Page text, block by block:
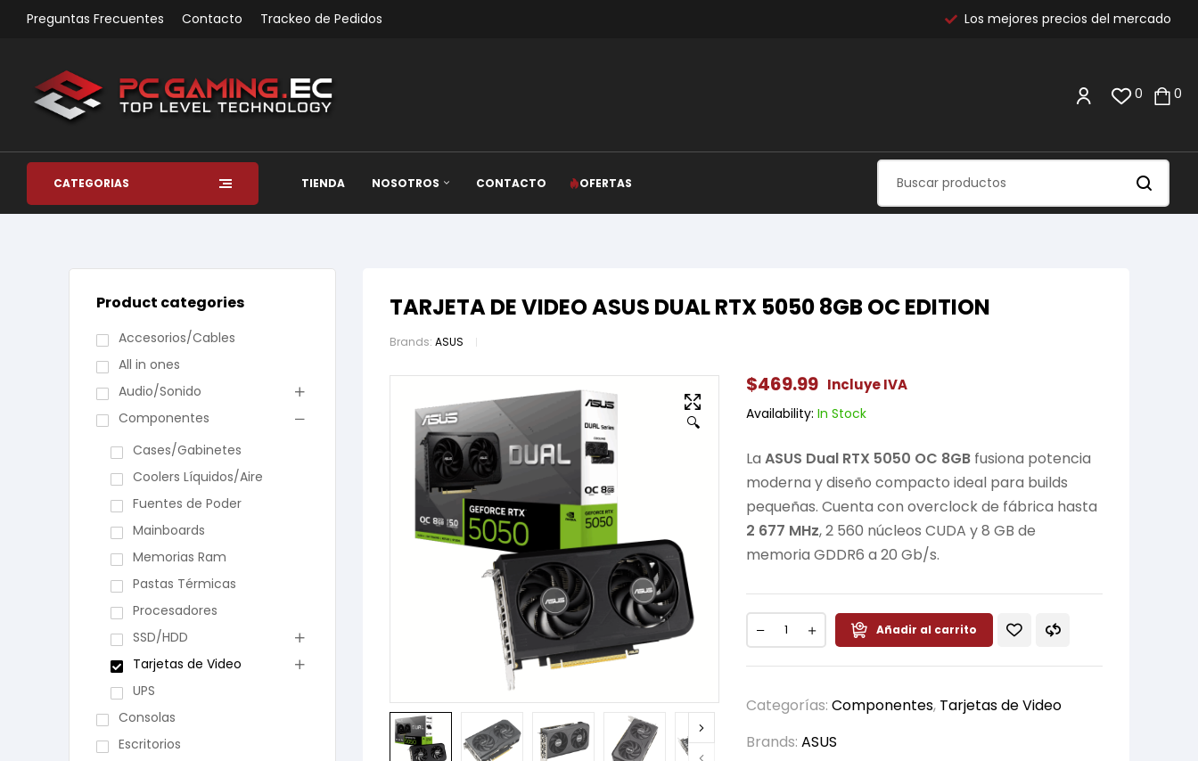
Preguntas Frecuentes Contacto Trackeo de Pedidos Los mejores precios del mercado
0 0
CATEGORÍAS TIENDA NOSOTROS CONTACTO OFERTAS
TARJETA DE VIDEO ASUS DUAL RTX 5050 8GB OC EDITION
Brands: ASUS
🔍
$469.99 Incluye IVA
Availability: In Stock
La ASUS Dual RTX 5050 OC 8GB fusiona potencia
moderna y diseño compacto ideal para builds
pequeñas. Cuenta con overclock de fábrica hasta
2 677 MHz, 2 560 núcleos CUDA y 8 GB de
memoria GDDR6 a 20 Gb/s.
Añadir al carrito
Categorías: Componentes, Tarjetas de Video
Brands: ASUS
Product categories
Accesorios/Cables
All in ones
Audio/Sonido
Componentes
Cases/Gabinetes
Coolers Líquidos/Aire
Fuentes de Poder
Mainboards
Memorias Ram
Pastas Térmicas
Procesadores
SSD/HDD
Tarjetas de Video
UPS
Consolas
Escritorios